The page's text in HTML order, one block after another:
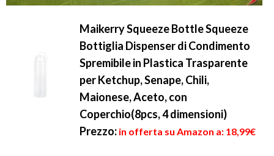
Maikerry Squeeze Bottle Squeeze
Bottiglia Dispenser di Condimento
Spremibile in Plastica Trasparente
per Ketchup, Senape, Chili,
Maionese, Aceto, con
Coperchio(8pcs, 4 dimensioni)
Prezzo: in offerta su Amazon a: 18,99€